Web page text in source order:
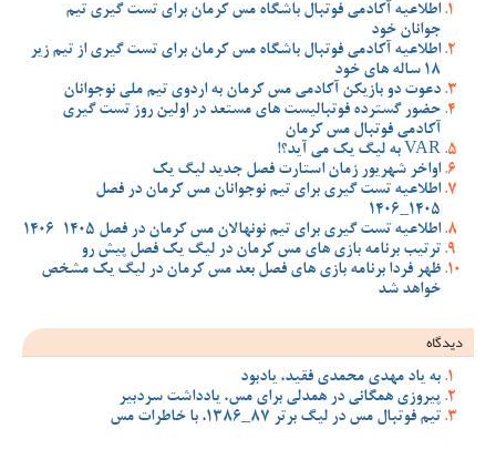
اطلاعیه آکادمی فوتبال باشگاه مس کرمان برای تست گیری تیم
جوانان خود
اطلاعیه آکادمی فوتبال باشگاه مس کرمان برای تست گیری از تیم زیر
18 ساله های خود
دعوت دو بازیکن آکادمی مس کرمان به اردوی تیم ملی نوجوانان
حضور گسترده فوتبالیست های مستعد در اولین روز تست گیری
آکادمی فوتبال مس کرمان
VAR به لیگ یک می آید؟!
اواخر شهریور زمان استارت فصل جدید لیگ یک
اطلاعیه تست گیری برای تیم نوجوانان مس کرمان در فصل
1405_1406
اطلاعیه تست گیری برای تیم نونهالان مس کرمان در فصل 1405-1406
ترتیب برنامه بازی های مس کرمان در لیگ یک فصل پیش رو
ظهر فردا برنامه بازی های فصل بعد مس کرمان در لیگ یک مشخص
خواهد شد
دیدگاه
به یاد مهدی محمدی فقید، یادبود
پیروزی همگانی در همدلی برای مس، یادداشت سردبیر
تیم فوتبال مس در لیگ برتر 87_1386، با خاطرات مس